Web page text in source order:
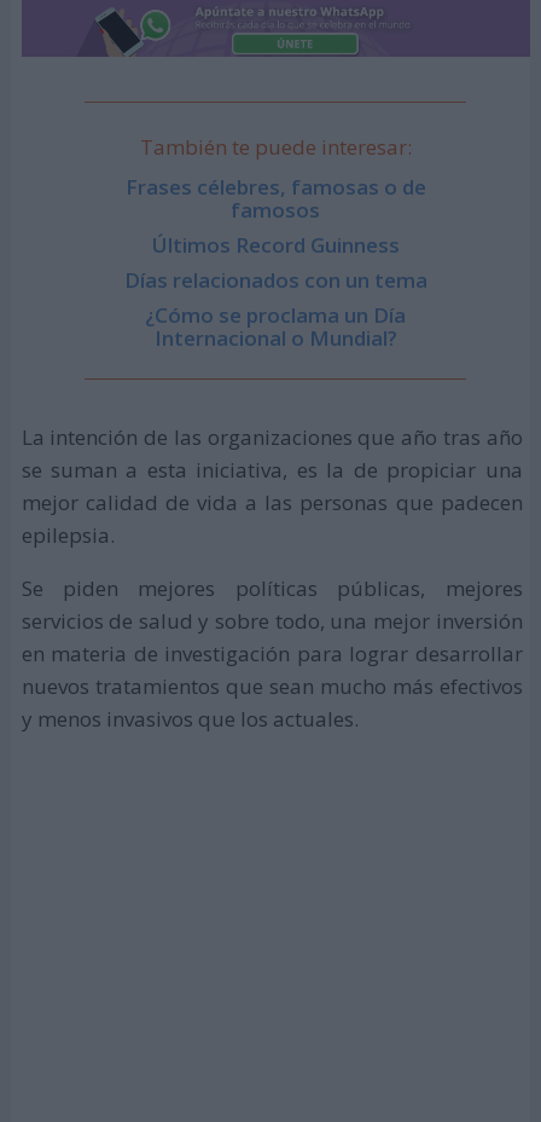
También te puede interesar:
Frases célebres, famosas o de
famosos
Últimos Record Guinness
Días relacionados con un tema
¿Cómo se proclama un Día
Internacional o Mundial?
La intención de las organizaciones que año tras año
se suman a esta iniciativa, es la de propiciar una
mejor calidad de vida a las personas que padecen
epilepsia.
Se piden mejores políticas públicas, mejores
servicios de salud y sobre todo, una mejor inversión
en materia de investigación para lograr desarrollar
nuevos tratamientos que sean mucho más efectivos
y menos invasivos que los actuales.